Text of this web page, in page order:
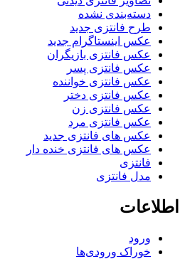
دسته‌بندی نشده
طرح فانتزی جدید
عکس اینستاگرام جدید
عکس فانتزی بازیگران
عکس فانتزی پسر
عکس فانتزی خواننده
عکس فانتزی دختر
عکس فانتزی زن
عکس فانتزی مرد
عکس های فانتزی جدید
عکس های فانتزی خنده دار
فانتزی
مدل فانتزی
اطلاعات
ورود
خوراک ورودی‌ها